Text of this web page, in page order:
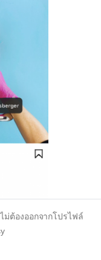
ต้องออกจากโปรไฟล์